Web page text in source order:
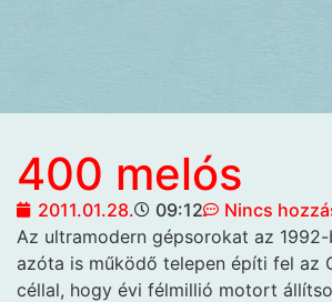
400 melós
2011.01.28. 09:12
Nincs
Az ultramodern gépsorokat az
azóta is működő telepen építi fel az
céllal, hogy évi félmillió motort